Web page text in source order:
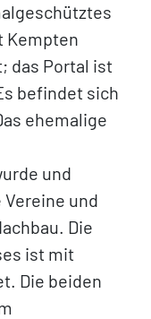
Kempten
das Portal ist
befindet sich
ehemalige
und
und
Die
ist mit
Die beiden